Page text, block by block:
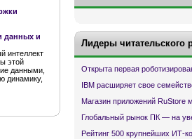
данных и
интеллект
этой
данными,
динамику,
Лидеры читательского
Открыта первая
IBM расширяет свое
Магазин приложений RuStore
Глобальный рынок ПК — на
Рейтинг 500 крупнейших ИТ-